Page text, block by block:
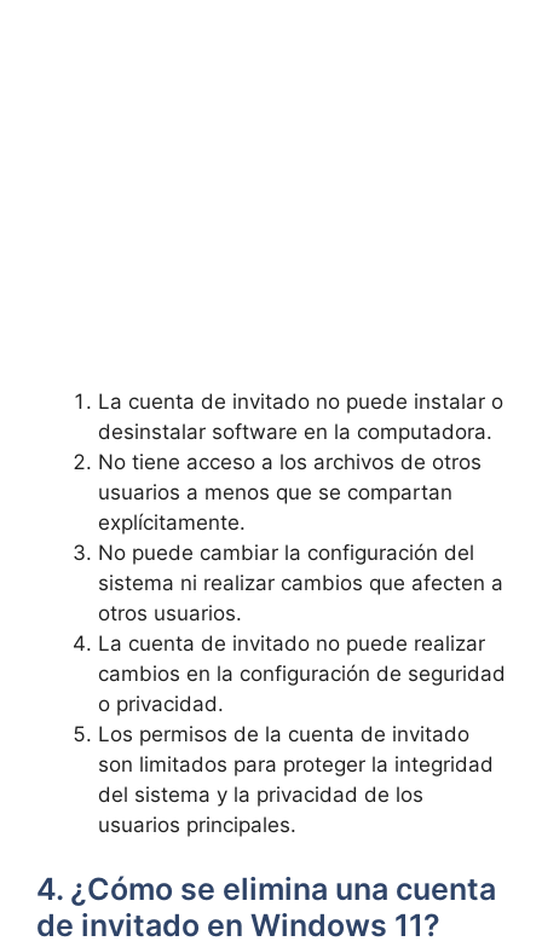
La cuenta de invitado no puede instalar o
desinstalar software en la computadora.
No tiene acceso a los archivos de otros
usuarios a menos que se compartan
explícitamente.
No puede cambiar la configuración del
sistema ni realizar cambios que afecten a
otros usuarios.
La cuenta de invitado no puede realizar
cambios en la configuración de seguridad
o privacidad.
Los permisos de la cuenta de invitado
son limitados para proteger la integridad
del sistema y la privacidad de los
usuarios principales.
4. ¿Cómo se elimina una cuenta
de invitado en Windows 11?